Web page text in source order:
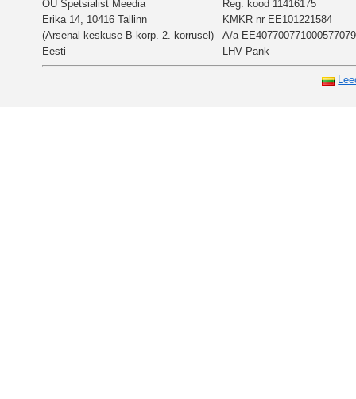
OÜ Spetsialist Meedia
Erika 14, 10416 Tallinn
(Arsenal keskuse B-korp. 2. korrusel)
Eesti
Reg. kood 11416175
KMKR nr EE101221584
A/a EE407700771000577079
LHV Pank